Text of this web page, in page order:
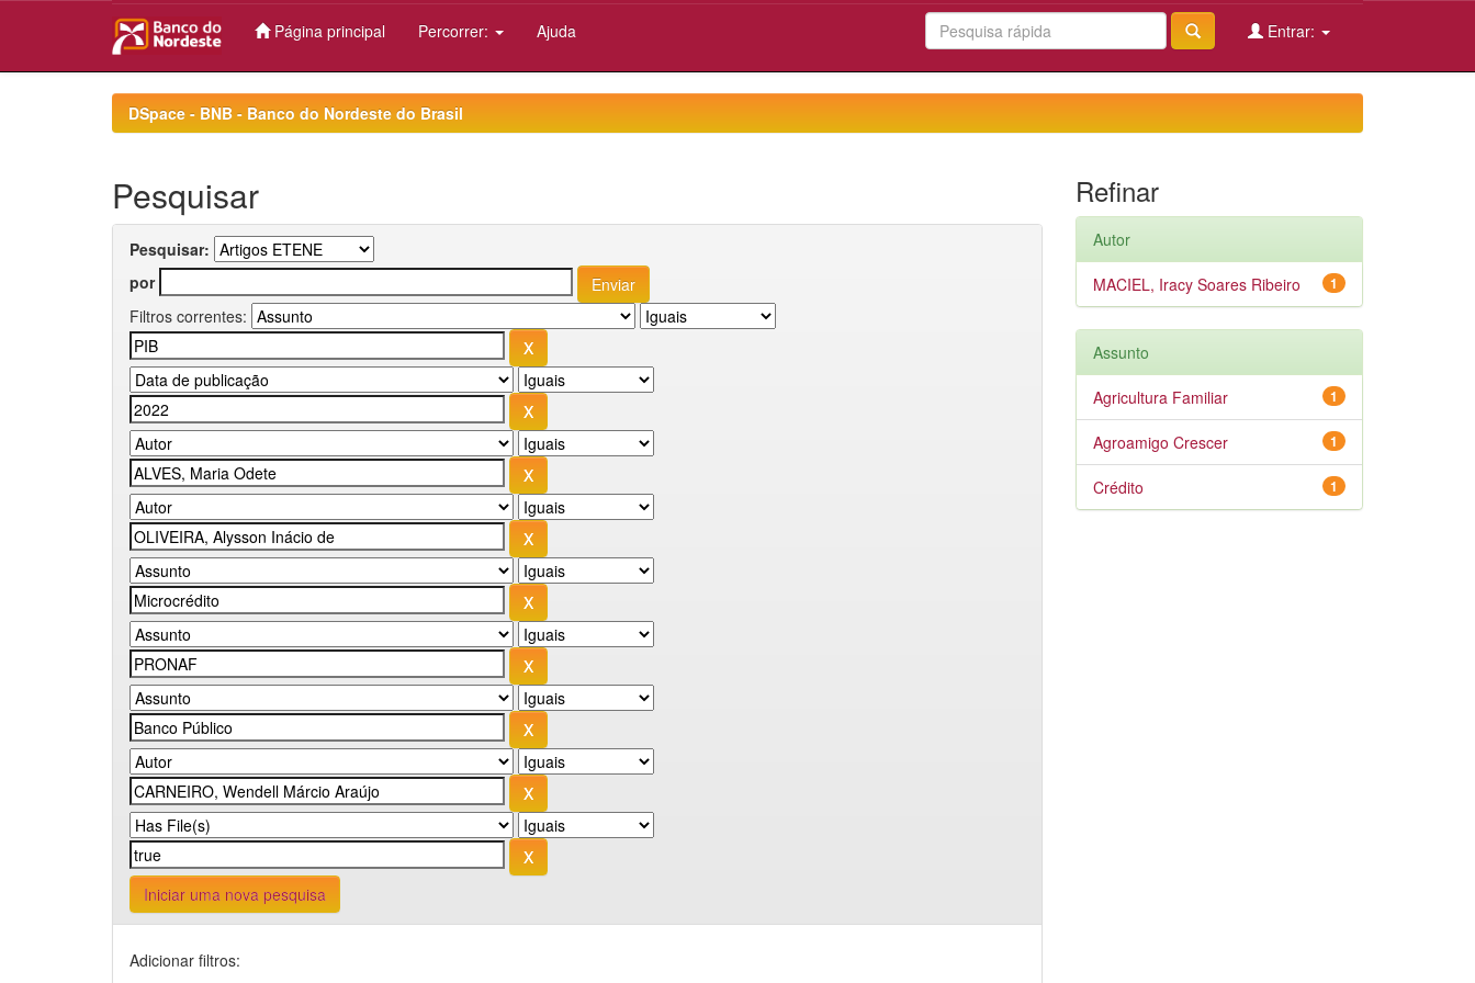
Página principal Percorrer: Ajuda Entrar:
DSpace - BNB - Banco do Nordeste do Brasil
Pesquisar
Pesquisar:
por
Filtros correntes:
Iniciar uma nova pesquisa
Adicionar filtros:
Refinar
Autor
1
MACIEL, Iracy Soares Ribeiro
Assunto
1
Agricultura Familiar
1
Agroamigo Crescer
1
Crédito